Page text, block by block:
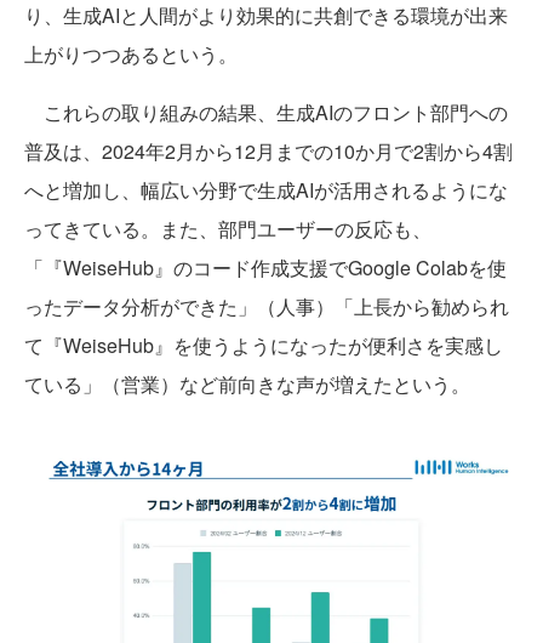
り、生成AIと人間がより効果的に共創できる環境が出来
上がりつつあるという。
これらの取り組みの結果、生成AIのフロント部門への
普及は、2024年2月から12月までの10か月で2割から4割
へと増加し、幅広い分野で生成AIが活用されるようにな
ってきている。また、部門ユーザーの反応も、
「『WeiseHub』のコード作成支援でGoogle Colabを使
ったデータ分析ができた」（人事）「上長から勧められ
て『WeiseHub』を使うようになったが便利さを実感し
ている」（営業）など前向きな声が増えたという。